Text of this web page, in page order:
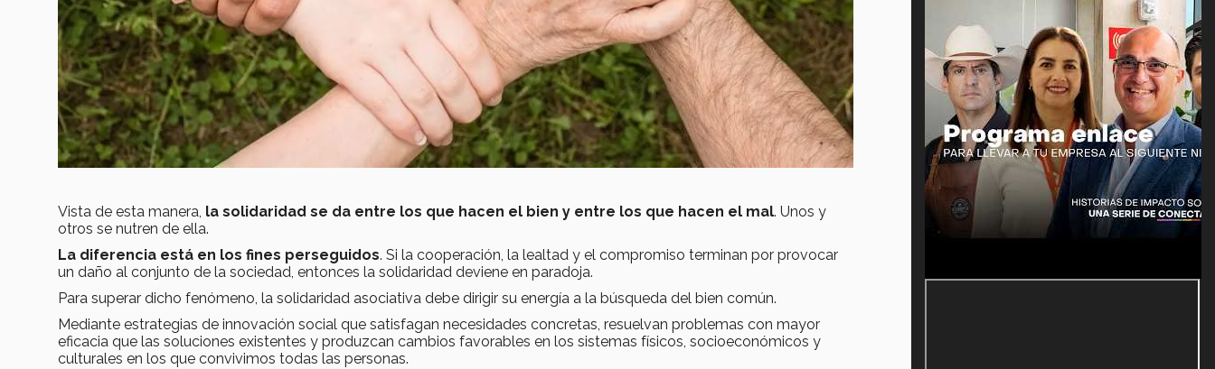
Vista de esta manera, la solidaridad se da entre los que hacen el bien y entre los que hacen el mal. Unos y
otros se nutren de ella.
La diferencia está en los fines perseguidos. Si la cooperación, la lealtad y el compromiso terminan por provocar
un daño al conjunto de la sociedad, entonces la solidaridad deviene en paradoja.
Para superar dicho fenómeno, la solidaridad asociativa debe dirigir su energía a la búsqueda del bien común.
Mediante estrategias de innovación social que satisfagan necesidades concretas, resuelvan problemas con mayor
eficacia que las soluciones existentes y produzcan cambios favorables en los sistemas físicos, socioeconómicos y
culturales en los que convivimos todas las personas.